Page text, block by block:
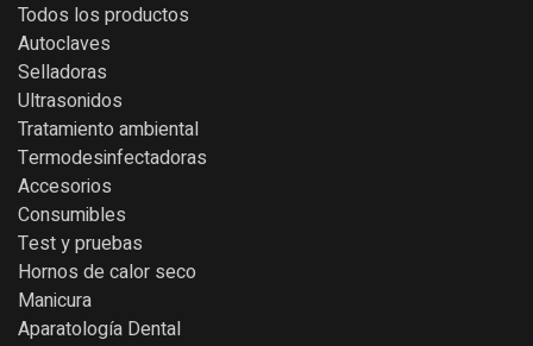
Todos los productos
Autoclaves
Selladoras
Ultrasonidos
Tratamiento ambiental
Termodesinfectadoras
Accesorios
Consumibles
Test y pruebas
Hornos de calor seco
Manicura
Aparatología Dental